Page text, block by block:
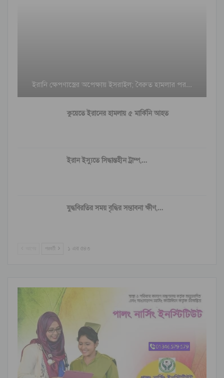
ইরানি ক্ষেপণাস্ত্রের অপেক্ষায় ইসরাইল; বৈরুত হামলার পর…
কুয়েতে ইরানের হামলায় ৫ মার্কিনি আহত
ইরান ইস্যুতে সিদ্ধান্তহীন ট্রাম্প,…
যুদ্ধবিরতির সময় বৃদ্ধির সম্ভাবনা ক্ষীণ,…
পরবর্তী ১ এর ৫৪৩